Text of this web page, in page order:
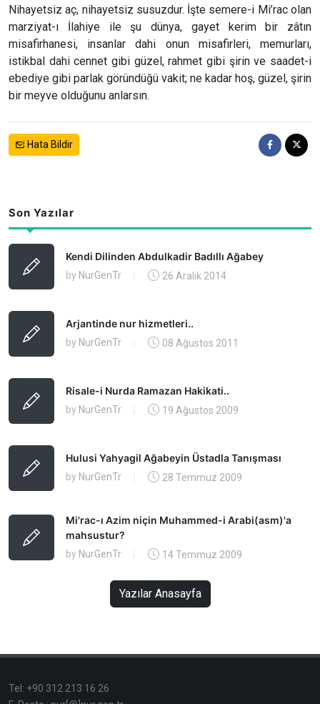
Nihayetsiz aç, nihayetsiz susuzdur. İşte semere-i Mi’rac olan
marziyat-ı İlahiye ile şu dünya, gayet kerim bir zâtın
misafirhanesi, insanlar dahi onun misafirleri, memurları,
istikbal dahi cennet gibi güzel, rahmet gibi şirin ve saadet-i
ebediye gibi parlak göründüğü vakit; ne kadar hoş, güzel, şirin
bir meyve olduğunu anlarsın.
Hata Bildir
Son Yazılar
Kendi Dilinden Abdulkadir Badıllı Ağabey
by NurGenTr 26 Aralık 2014
Arjantinde nur hizmetleri..
by NurGenTr 08 Ağustos 2011
Risale-i Nurda Ramazan Hakikati..
by NurGenTr 19 Ağustos 2009
Hulusi Yahyagil Ağabeyin Üstadla Tanışması
by NurGenTr 28 Temmuz 2009
Mi'rac-ı Azim niçin Muhammed-i Arabi(asm)'a
mahsustur?
by NurGenTr 14 Temmuz 2009
Yazılar Anasayfa
Tel: +90 312 213 16 26